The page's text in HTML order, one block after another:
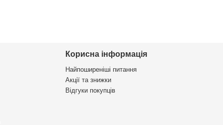
Корисна інформація
Найпоширеніші питання
Акції та знижки
Відгуки покупців